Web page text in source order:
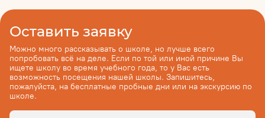
Оставить заявку
Можно много рассказывать о школе, но лучше всего
попробовать всё на деле. Если по той или иной причине Вы
ищете школу во время учебного года, то у Вас есть
возможность посещения нашей школы. Запишитесь,
пожалуйста, на бесплатные пробные дни или на экскурсию по
школе.